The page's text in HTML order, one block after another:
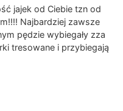
jajek od Ciebie tzn od
Najbardziej zawsze
pędzie wybiegały zza
tresowane i przybiegają